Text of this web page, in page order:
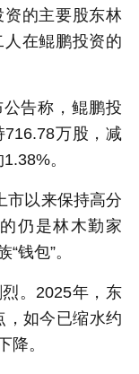
的主要股东林
在鲲鹏投资的
告称，鲲鹏投
万股，减
。
市以来保持高分
仍是林木勤家
钱包”。
。2025年，东
，如今已缩水约
降。